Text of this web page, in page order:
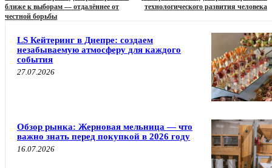
ближе к выборам — отдалённее от
честной борьбы
технологического развития человека
LS Кейтеринг в Днепре: создаем
незабываемую атмосферу для каждого
события
27.07.2026
Обзор рынка: Жерновая мельница — что
важно знать перед покупкой в 2026 году
16.07.2026